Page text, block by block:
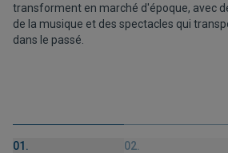
transforment en marché d'époque, avec
de la musique et des spectacles qui
dans le passé.
01. 02.